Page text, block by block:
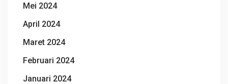
Mei 2024
April 2024
Maret 2024
Februari 2024
Januari 2024